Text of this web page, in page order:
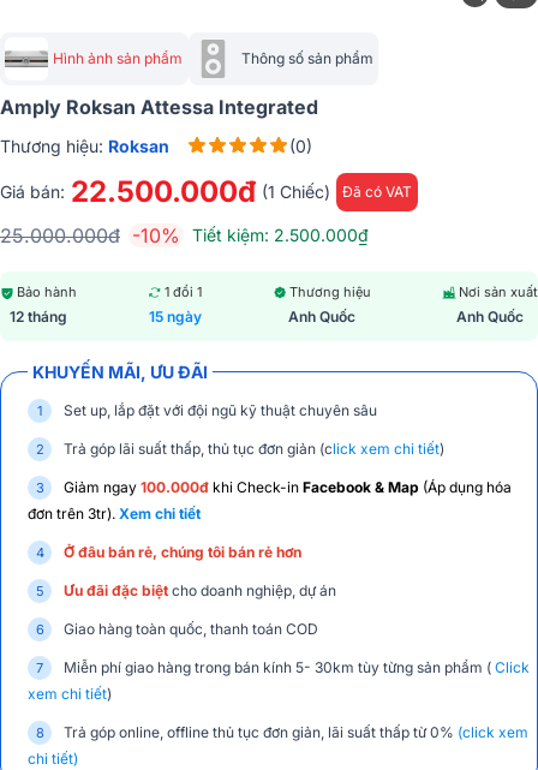
Hình ảnh sản phẩm Thông số sản phẩm
Amply Roksan Attessa Integrated
Thương hiệu: Roksan (0)
Giá bán: 22.500.000đ (1 Chiếc) Đã có VAT
25.000.000đ -10% Tiết kiệm: 2.500.000₫
Bảo hành
12 tháng
1 đổi 1
15 ngày
Thương hiệu
Anh Quốc
Nơi sản xuất
Anh Quốc
KHUYẾN MÃI, ƯU ĐÃI
Set up, lắp đặt với đội ngũ kỹ thuật chuyên sâu
Trả góp lãi suất thấp, thủ tục đơn giản (click xem chi tiết)
Giảm ngay 100.000đ khi Check-in Facebook & Map (Áp dụng hóa
đơn trên 3tr). Xem chi tiết
Ở đâu bán rẻ, chúng tôi bán rẻ hơn
Ưu đãi đặc biệt cho doanh nghiệp, dự án
Giao hàng toàn quốc, thanh toán COD
Miễn phí giao hàng trong bán kính 5- 30km tùy từng sản phẩm ( Click
xem chi tiết)
Trả góp online, offline thủ tục đơn giản, lãi suất thấp từ 0% (click xem
chi tiết)